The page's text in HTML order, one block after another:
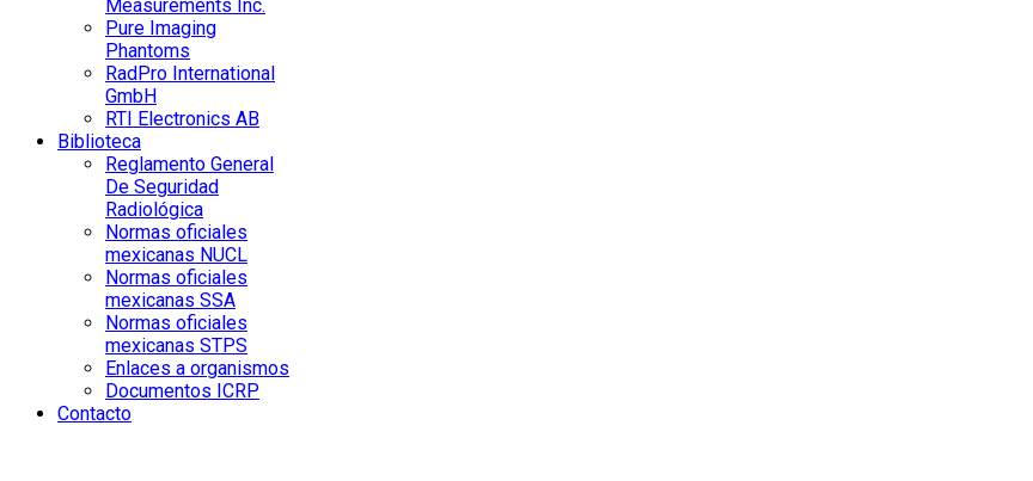
Measurements Inc.
Pure Imaging
Phantoms
RadPro International
GmbH
RTI Electronics AB
Biblioteca
Reglamento General
De Seguridad
Radiológica
Normas oficiales
mexicanas NUCL
Normas oficiales
mexicanas SSA
Normas oficiales
mexicanas STPS
Enlaces a organismos
Documentos ICRP
Contacto